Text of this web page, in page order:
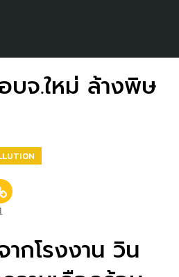
บจ.ใหม่ ล้างพิษ
กโรงงาน วิน